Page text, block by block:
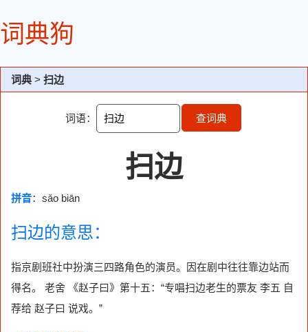
词典狗
词典 > 扫边
词语： 查词典
扫边
拼音：sǎo biān
扫边的意思：
指京剧班社中扮演三四路角色的演员。因在剧中往往靠边站而
得名。 老舍 《赵子曰》第十五：“专唱扫边老生的票友 李五 自
荐给 赵子曰 说戏。”